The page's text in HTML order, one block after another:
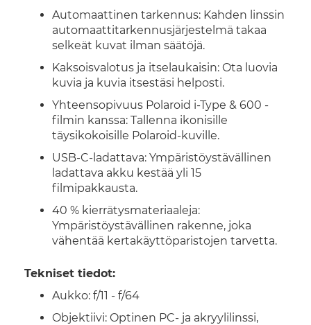
Automaattinen tarkennus: Kahden linssin
automaattitarkennusjärjestelmä takaa
selkeät kuvat ilman säätöjä.
Kaksoisvalotus ja itselaukaisin: Ota luovia
kuvia ja kuvia itsestäsi helposti.
Yhteensopivuus Polaroid i-Type & 600 -
filmin kanssa: Tallenna ikonisille
täysikokoisille Polaroid-kuville.
USB-C-ladattava: Ympäristöystävällinen
ladattava akku kestää yli 15
filmipakkausta.
40 % kierrätysmateriaaleja:
Ympäristöystävällinen rakenne, joka
vähentää kertakäyttöparistojen tarvetta.
Tekniset tiedot:
Aukko: f/11 - f/64
Objektiivi: Optinen PC- ja akryylilinssi,